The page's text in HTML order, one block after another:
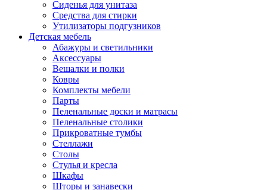
Сиденья для унитаза
Средства для стирки
Утилизаторы подгузников
Детская мебель
Абажуры и светильники
Аксессуары
Вешалки и полки
Ковры
Комплекты мебели
Парты
Пеленальные доски и матрасы
Пеленальные столики
Прикроватные тумбы
Стеллажи
Столы
Стулья и кресла
Шкафы
Шторы и занавески